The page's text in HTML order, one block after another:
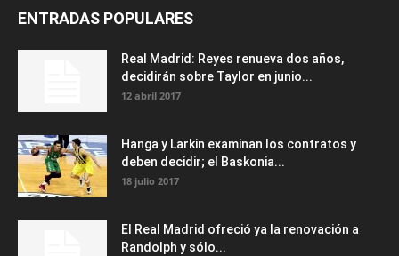
ENTRADAS POPULARES
Real Madrid: Reyes renueva dos años,
decidirán sobre Taylor en junio...
12 abril 2017
Hanga y Larkin examinan los contratos y
deben decidir; el Baskonia...
18 julio 2017
El Real Madrid ofreció ya la renovación a
Randolph y sólo...